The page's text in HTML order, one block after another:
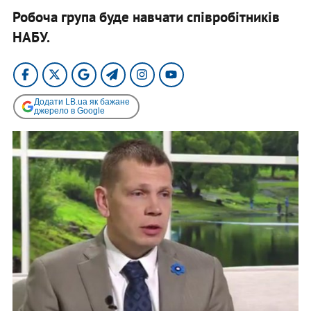
Робоча група буде навчати співробітників
НАБУ.
Додати LB.ua як бажане
джерело в Google